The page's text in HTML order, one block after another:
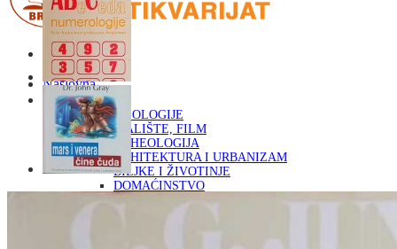
Naslovna
KNJIGE
OD ARHEOLOGIJE
DO KAZALIŠTE, FILM
ARHEOLOGIJA
ARHITEKTURA I URBANIZAM
BILJKE I ŽIVOTINJE
DOMAĆINSTVO
ETNOLOGIJA